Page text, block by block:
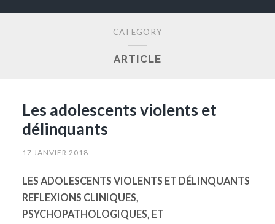
CATEGORY
ARTICLE
Les adolescents violents et
délinquants
17 JANVIER 2018
LES ADOLESCENTS VIOLENTS ET DÉLINQUANTS
REFLEXIONS CLINIQUES,
PSYCHOPATHOLOGIQUES, ET